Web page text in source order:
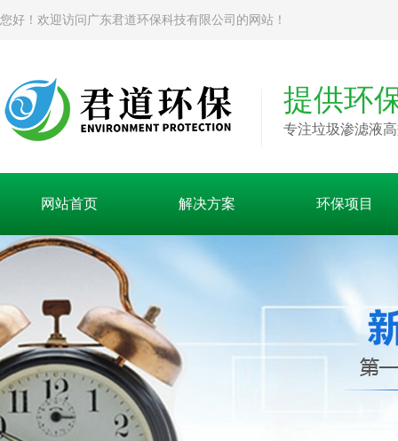
您好！欢迎访问广东君道环保科技有限公司的网站！
提供环
专注垃圾渗滤液
网站首页 解决方案 环保项目